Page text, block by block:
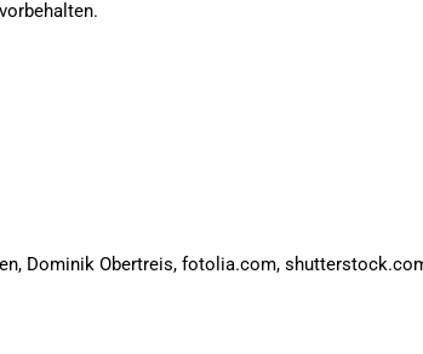
Dominik Obertreis, fotolia.com,